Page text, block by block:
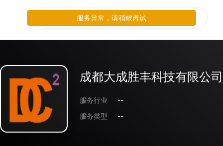
成都大成胜丰科技有限公司
服务行业
--
服务类型
--
服务异常，请稍候再试